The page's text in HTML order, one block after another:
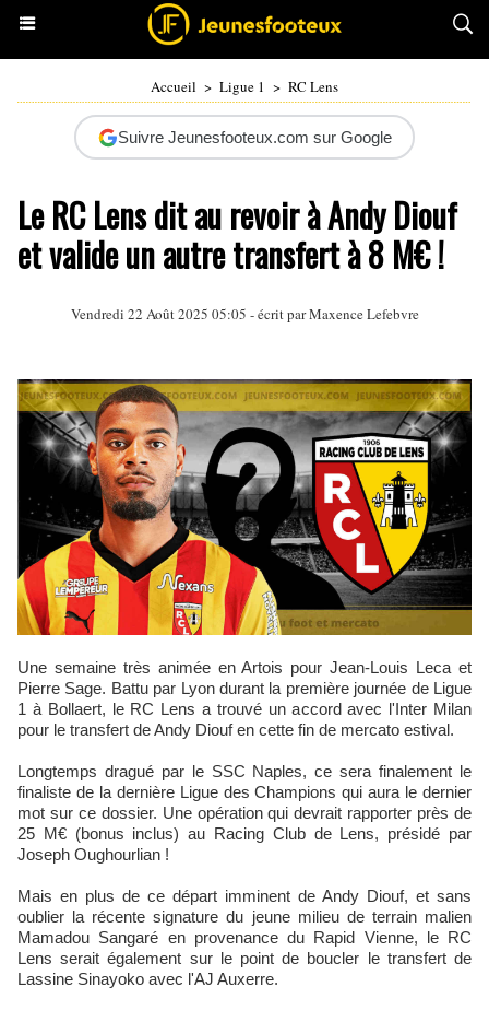
Accueil > Ligue 1 > RC Lens
Suivre Jeunesfooteux.com sur Google
Le RC Lens dit au revoir à Andy Diouf
et valide un autre transfert à 8 M€ !
Vendredi 22 Août 2025 05:05 - écrit par Maxence Lefebvre
Une semaine très animée en Artois pour Jean-Louis Leca et
Pierre Sage. Battu par Lyon durant la première journée de Ligue
1 à Bollaert, le RC Lens a trouvé un accord avec l'Inter Milan
pour le transfert de Andy Diouf en cette fin de mercato estival.
Longtemps dragué par le SSC Naples, ce sera finalement le
finaliste de la dernière Ligue des Champions qui aura le dernier
mot sur ce dossier. Une opération qui devrait rapporter près de
25 M€ (bonus inclus) au Racing Club de Lens, présidé par
Joseph Oughourlian !
Mais en plus de ce départ imminent de Andy Diouf, et sans
oublier la récente signature du jeune milieu de terrain malien
Mamadou Sangaré en provenance du Rapid Vienne, le RC
Lens serait également sur le point de boucler le transfert de
Lassine Sinayoko avec l'AJ Auxerre.